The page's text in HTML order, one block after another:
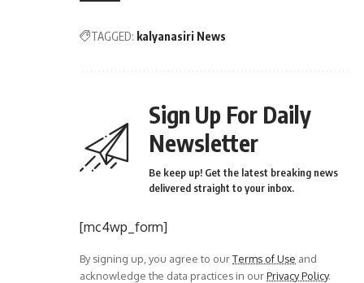
TAGGED: kalyanasiri News
Sign Up For Daily
Newsletter
Be keep up! Get the latest breaking news
delivered straight to your inbox.
[mc4wp_form]
By signing up, you agree to ourTerms of Use and
acknowledge the data practices in ourPrivacy Policy.